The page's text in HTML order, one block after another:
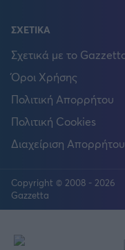
ΣΧΕΤΙΚΑ
Σχετικά με το
Όροι Χρήσης
Πολιτική Απορρήτου
Πολιτική Cookies
Διαχείριση Απορρήτου
Copyright © 2008 - 2026
Gazzetta